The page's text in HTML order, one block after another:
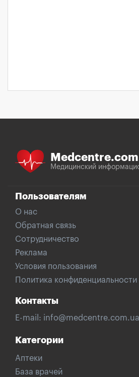
Медицинский
Пользователям
О нас
Обратная связь
Сотрудничество
Реклама
Условия пользования
Политика конфиденциальности
Контакты
E-mail: info@medcentre.com.ua
Категории
Аптеки
База врачей